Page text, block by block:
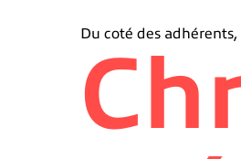
Du coté des adhérents,